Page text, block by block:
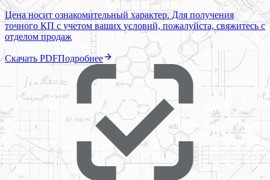
Цена носит ознакомительный характер. Для получения
точного КП с учетом ваших условий, пожалуйста, свяжитесь с
отделом продаж
Скачать PDFПодробнее